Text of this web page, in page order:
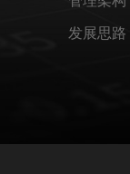
发展思路